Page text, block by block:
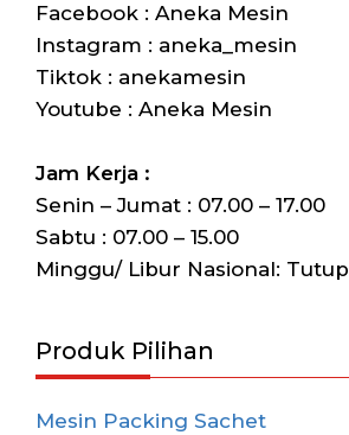
Facebook : Aneka Mesin
Instagram : aneka_mesin
Tiktok : anekamesin
Youtube : Aneka Mesin
Jam Kerja :
Senin – Jumat : 07.00 – 17.00
Sabtu : 07.00 – 15.00
Minggu/ Libur Nasional: Tutup
Produk Pilihan
Mesin Packing Sachet